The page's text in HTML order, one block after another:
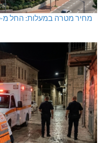
תאונת דרכים קטלנית בנהריה